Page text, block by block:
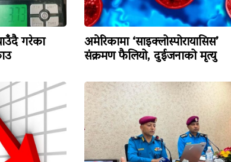
गरेका अमेरिकामा ‘साइक्लोस्पोरायासिस’
संक्रमण फैलियो, दुईजनाको मृत्यु